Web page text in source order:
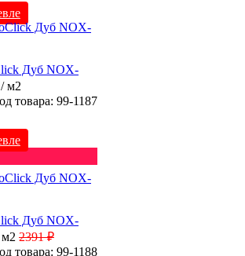
Дуб NOX-
/ м2
товара: 99-1187
Дуб NOX-
2391 ₽
товара: 99-1188